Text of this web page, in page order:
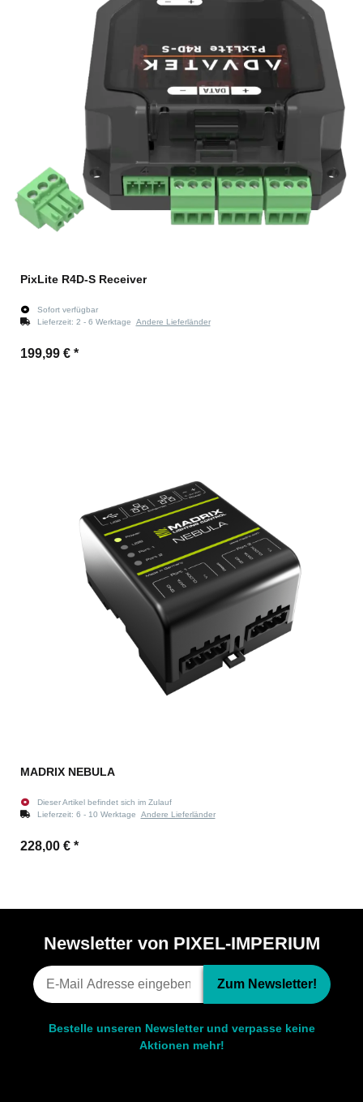
PixLite R4D-S Receiver
Sofort verfügbar
Lieferzeit: 2 - 6 Werktage Andere Lieferländer
199,99 € *
MADRIX NEBULA
Dieser Artikel befindet sich im Zulauf
Lieferzeit: 6 - 10 Werktage Andere Lieferländer
228,00 € *
Newsletter von PIXEL-IMPERIUM
Zum Newsletter!
Bestelle unseren Newsletter und verpasse keine
Aktionen mehr!